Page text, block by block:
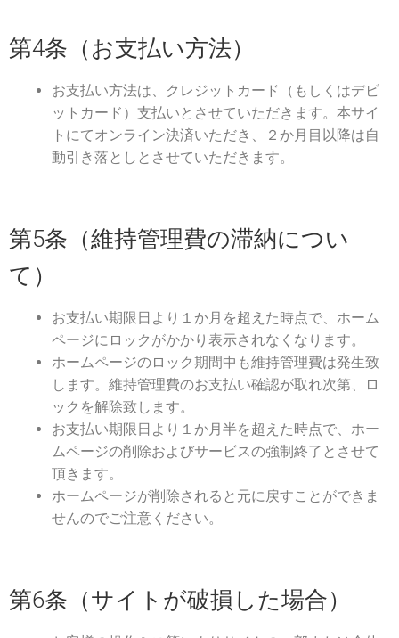
第4条（お支払い方法）
お支払い方法は、クレジットカード（もしくはデビ
ットカード）支払いとさせていただきます。本サイ
トにてオンライン決済いただき、２か月目以降は自
動引き落としとさせていただきます。
第5条（維持管理費の滞納につい
て）
お支払い期限日より１か月を超えた時点で、ホーム
ページにロックがかかり表示されなくなります。
ホームページのロック期間中も維持管理費は発生致
します。維持管理費のお支払い確認が取れ次第、ロ
ックを解除致します。
お支払い期限日より１か月半を超えた時点で、ホー
ムページの削除およびサービスの強制終了とさせて
頂きます。
ホームページが削除されると元に戻すことができま
せんのでご注意ください。
第6条（サイトが破損した場合）